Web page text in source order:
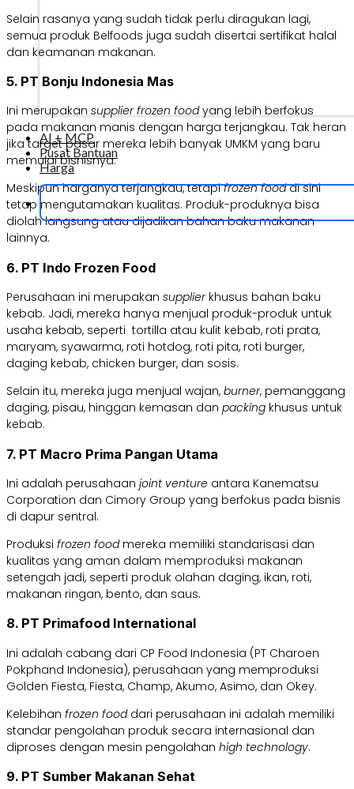
AI + MCP
Pusat Bantuan
Harga
Selain rasanya yang sudah tidak perlu diragukan lagi,
semua produk Belfoods juga sudah disertai sertifikat halal
dan keamanan makanan.
5. PT Bonju Indonesia Mas
Ini merupakan supplier frozen foodyang lebih berfokus
pada makanan manis dengan harga terjangkau. Tak heran
jika target pasar mereka lebih banyak UMKM yang baru
memulai bisnisnya.
Meskipun harganya terjangkau, tetapifrozen fooddi sini
tetap mengutamakan kualitas. Produk-produknya bisa
diolah langsung atau dijadikan bahan baku makanan
lainnya.
6. PT Indo Frozen Food
Perusahaan ini merupakan supplierkhusus bahan baku
kebab. Jadi, mereka hanya menjual produk-produk untuk
usaha kebab, seperti tortilla atau kulit kebab, roti prata,
maryam, syawarma, roti hotdog, roti pita, roti burger,
daging kebab, chicken burger, dan sosis.
Selain itu, mereka juga menjual wajan, burner, pemanggang
daging, pisau, hinggan kemasan dan packing khusus untuk
kebab.
7. PT Macro Prima Pangan Utama
Ini adalah perusahaan joint venture antara Kanematsu
Corporation dan Cimory Group yang berfokus pada bisnis
di dapur sentral.
Produksi frozen food mereka memiliki standarisasi dan
kualitas yang aman dalam memproduksi makanan
setengah jadi, seperti produk olahan daging, ikan, roti,
makanan ringan, bento, dan saus.
8. PT Primafood International
Ini adalah cabang dari CP Food Indonesia (PT Charoen
Pokphand Indonesia), perusahaan yang memproduksi
Golden Fiesta, Fiesta, Champ, Akumo, Asimo, dan Okey.
Kelebihan frozen food dari perusahaan ini adalah memiliki
standar pengolahan produk secara internasional dan
diproses dengan mesin pengolahan high technology.
9. PT Sumber Makanan Sehat